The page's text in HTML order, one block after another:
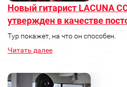
Новый гитарист LACUNA
утвержден в качестве
Тур покажет, на что он способен.
Читать далее